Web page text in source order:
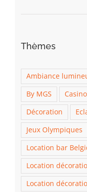
Thèmes
Ambiance
By MGS
Casino
Décoration
Jeux Olympiques
Location bar
Location
Location